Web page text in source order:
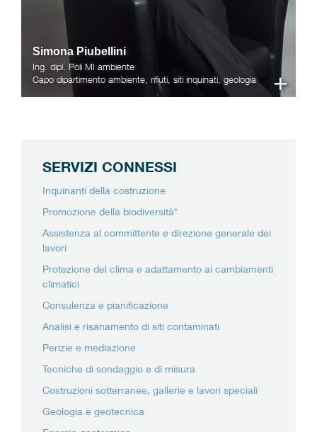
+
Simona Piubellini
Ing. dipl. Poli MI ambiente
Capo dipartimento ambiente, rifiuti, siti inquinati, geologia
SERVIZI CONNESSI
Inquinanti della costruzione
Promozione della biodiversità*
Assistenza al committente e direzione generale dei
lavori
Protezione del clima e adattamento ai cambiamenti
climatici
Consulenza e pianificazione
Analisi e risanamento di siti contaminati
Perizie e mediazione
Tecniche di sondaggio e di misura
Costruzioni sotterranee, gallerie e lavori speciali
Geologia e geotecnica